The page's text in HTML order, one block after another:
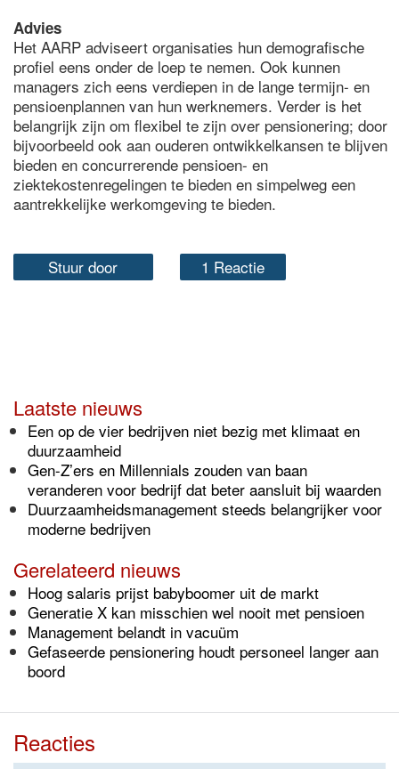
Advies
Het AARP adviseert organisaties hun demografische
profiel eens onder de loep te nemen. Ook kunnen
managers zich eens verdiepen in de lange termijn- en
pensioenplannen van hun werknemers. Verder is het
belangrijk zijn om flexibel te zijn over pensionering; door
bijvoorbeeld ook aan ouderen ontwikkelkansen te blijven
bieden en concurrerende pensioen- en
ziektekostenregelingen te bieden en simpelweg een
aantrekkelijke werkomgeving te bieden.
Stuur door 1 Reactie
Laatste nieuws
Een op de vier bedrijven niet bezig met klimaat en
duurzaamheid
Gen-Z’ers en Millennials zouden van baan
veranderen voor bedrijf dat beter aansluit bij waarden
Duurzaamheidsmanagement steeds belangrijker voor
moderne bedrijven
Gerelateerd nieuws
Hoog salaris prijst babyboomer uit de markt
Generatie X kan misschien wel nooit met pensioen
Management belandt in vacuüm
Gefaseerde pensionering houdt personeel langer aan
boord
Reacties